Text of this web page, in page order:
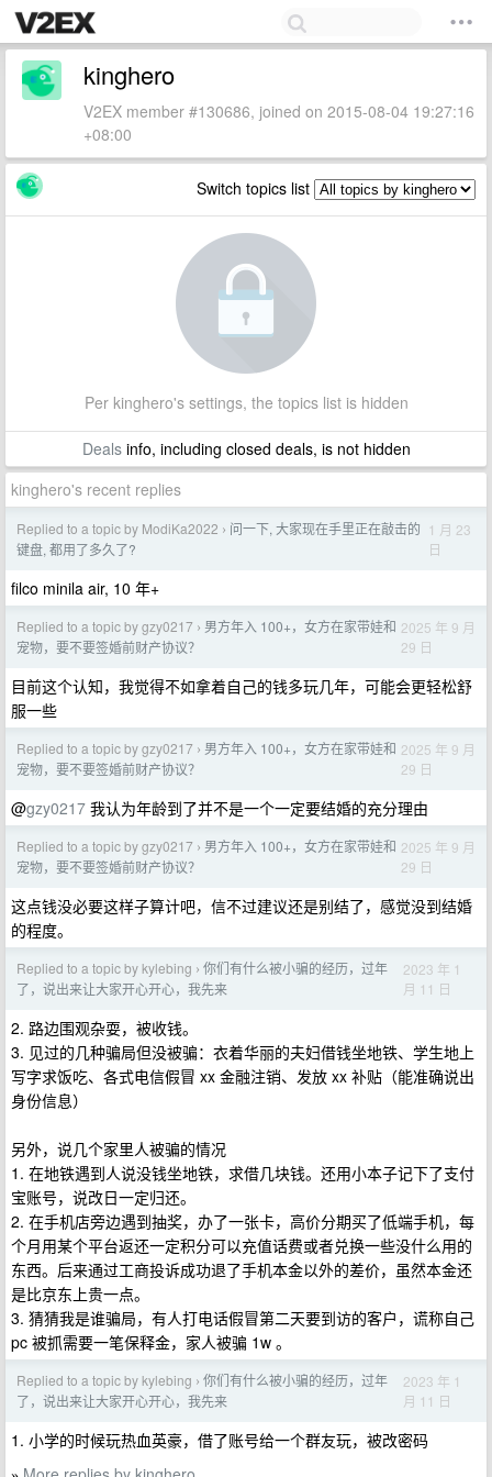
kinghero
V2EX member #130686, joined on 2015-08-04 19:27:16
+08:00
Switch topics list
Per kinghero's settings, the topics list is hidden
Dealsinfo, including closed deals, is not hidden
kinghero's recent replies
Replied to a topic by ModiKa2022 › 问一下, 大家现在手里正在敲击的
键盘, 都用了多久了?
1 月 23
日
filco minila air, 10 年+
Replied to a topic by gzy0217 › 男方年入 100+，女方在家带娃和
宠物，要不要签婚前财产协议？
2025 年 9 月
29 日
目前这个认知，我觉得不如拿着自己的钱多玩几年，可能会更轻松舒
服一些
Replied to a topic by gzy0217 › 男方年入 100+，女方在家带娃和
宠物，要不要签婚前财产协议？
2025 年 9 月
29 日
@gzy0217 我认为年龄到了并不是一个一定要结婚的充分理由
Replied to a topic by gzy0217 › 男方年入 100+，女方在家带娃和
宠物，要不要签婚前财产协议？
2025 年 9 月
29 日
这点钱没必要这样子算计吧，信不过建议还是别结了，感觉没到结婚
的程度。
Replied to a topic by kylebing › 你们有什么被小骗的经历，过年
了，说出来让大家开心开心，我先来
2023 年 1
月 11 日
2. 路边围观杂耍，被收钱。
3. 见过的几种骗局但没被骗：衣着华丽的夫妇借钱坐地铁、学生地上
写字求饭吃、各式电信假冒 xx 金融注销、发放 xx 补贴（能准确说出
身份信息）
另外，说几个家里人被骗的情况
1. 在地铁遇到人说没钱坐地铁，求借几块钱。还用小本子记下了支付
宝账号，说改日一定归还。
2. 在手机店旁边遇到抽奖，办了一张卡，高价分期买了低端手机，每
个月用某个平台返还一定积分可以充值话费或者兑换一些没什么用的
东西。后来通过工商投诉成功退了手机本金以外的差价，虽然本金还
是比京东上贵一点。
3. 猜猜我是谁骗局，有人打电话假冒第二天要到访的客户，谎称自己
pc 被抓需要一笔保释金，家人被骗 1w 。
Replied to a topic by kylebing › 你们有什么被小骗的经历，过年
了，说出来让大家开心开心，我先来
2023 年 1
月 11 日
1. 小学的时候玩热血英豪，借了账号给一个群友玩，被改密码